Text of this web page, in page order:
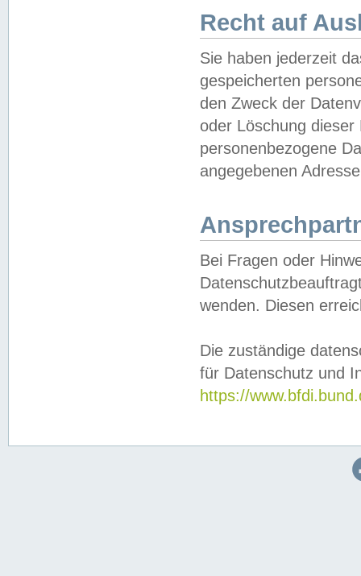
Recht auf
Sie haben jederzeit
gespeicherten
den Zweck der
oder Löschung
personenbezogene
angegebenen
Bei Fragen oder
wenden. Diesen
Die zuständige
für Datenschutz und
https://